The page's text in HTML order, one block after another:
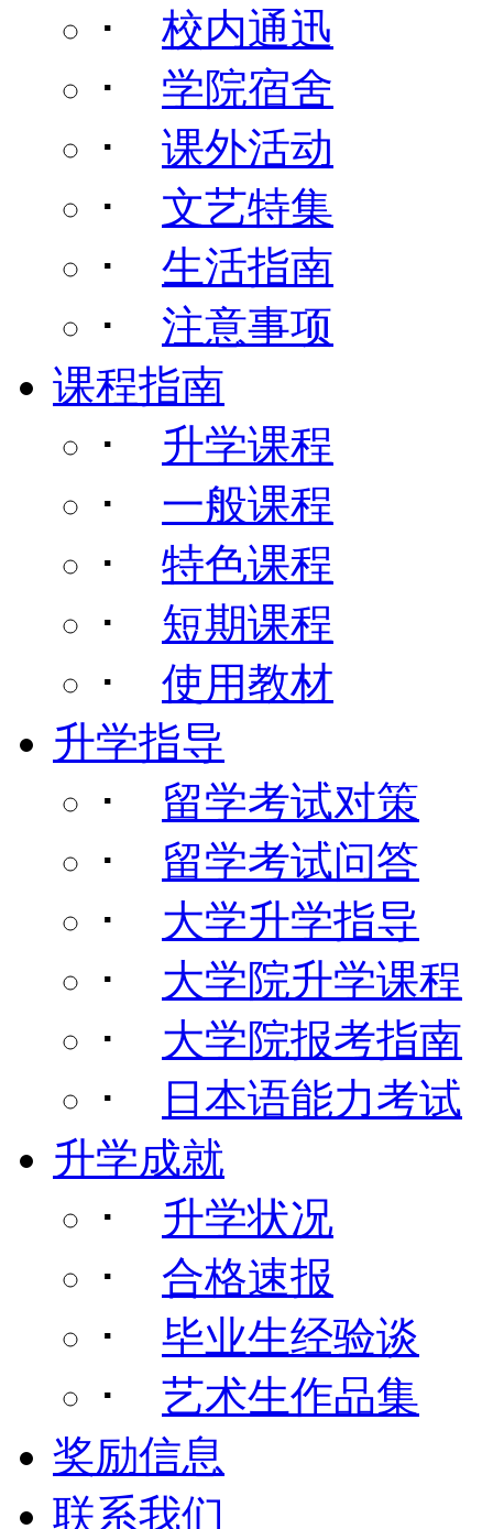
･ 校内通迅
･ 学院宿舍
･ 课外活动
･ 文艺特集
･ 生活指南
･ 注意事项
课程指南
･ 升学课程
･ 一般课程
･ 特色课程
･ 短期课程
･ 使用教材
升学指导
･ 留学考试对策
･ 留学考试问答
･ 大学升学指导
･ 大学院升学课程
･ 大学院报考指南
･
日本语能力考试
升学成就
･ 升学状况
･ 合格速报
･ 毕业生经验谈
･ 艺术生作品集
奖励信息
联系我们